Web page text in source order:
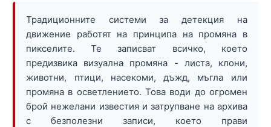
Традиционните системи за детекция на
движение работят на принципа на промяна в
пикселите. Те записват всичко, което
предизвика визуална промяна - листа, клони,
животни, птици, насекоми, дъжд, мъгла или
промяна в осветлението. Това води до огромен
брой нежелани известия и затрупване на архива
с безполезни записи, което прави